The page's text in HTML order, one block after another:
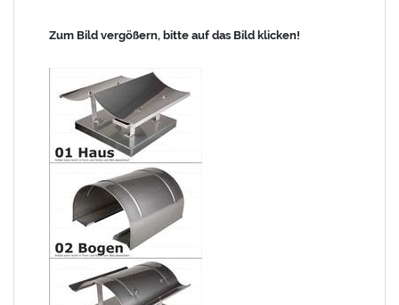
Zum Bild vergößern, bitte auf das Bild klicken!